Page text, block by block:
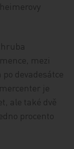
mezi
devadesátce
je
ale také dvě
procento